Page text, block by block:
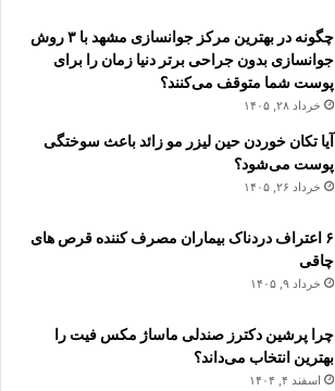
چگونه در بهترین مرکز جوانسازی مشهد با ۳ روش
جوانسازی بدون جراحی برتر دنیا زمان را برای
پوست شما متوقف می‌کنند؟
خرداد ۲۸, ۱۴۰۵
آیا تکان خوردن حین لیزر مو زائد باعث سوختگی
پوست می‌شود؟
خرداد ۲۶, ۱۴۰۵
۶ اعتراف دردناک بیماران مصرف کننده قرص های
چاقی
خرداد ۹, ۱۴۰۵
چرا پرشین دکترز صندلی ماساژ مکس فیت را
بهترین انتخاب می‌داند؟
اسفند ۴, ۱۴۰۴